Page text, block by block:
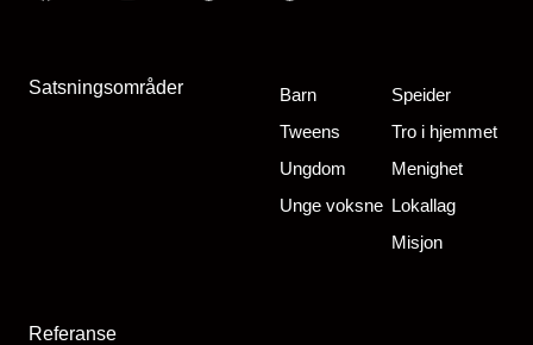
Satsningsområder
Barn
Tweens
Ungdom
Unge voksne
Speider
Tro i hjemmet
Menighet
Lokallag
Misjon
Referanse